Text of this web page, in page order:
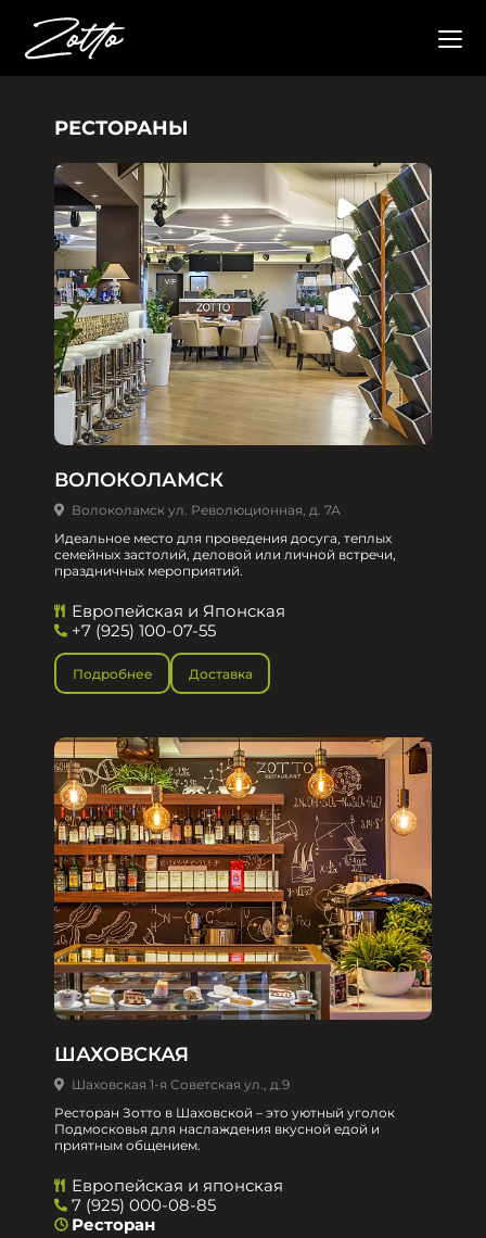
РЕСТОРАНЫ
ВОЛОКОЛАМСК
Волоколамск ул. Революционная, д. 7А
Идеальное место для проведения досуга, теплых
семейных застолий, деловой или личной встречи,
праздничных мероприятий.
Европейская и Японская
+7 (925) 100-07-55
Подробнее Доставка
ШАХОВСКАЯ
Шаховская 1-я Советская ул., д.9
Ресторан Зотто в Шаховской – это уютный уголок
Подмосковья для наслаждения вкусной едой и
приятным общением.​
Европейская и японская
7 (925) 000-08-85
Ресторан